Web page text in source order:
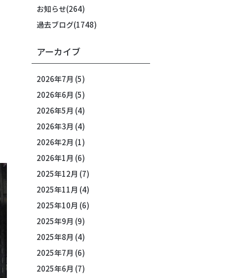
お知らせ(264)
過去ブログ(1748)
アーカイブ
2026年7月 (5)
2026年6月 (5)
2026年5月 (4)
2026年3月 (4)
2026年2月 (1)
2026年1月 (6)
2025年12月 (7)
2025年11月 (4)
2025年10月 (6)
2025年9月 (9)
2025年8月 (4)
2025年7月 (6)
2025年6月 (7)